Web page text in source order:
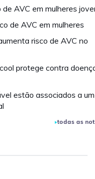
AVC em mulheres
de AVC em mulheres
risco de AVC no
protege contra
estão associados a um
todas as